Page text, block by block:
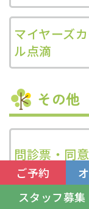
マイヤーズ
ル点滴
その他
問診票・同
どのダウン
ご予約
スタッフ募集